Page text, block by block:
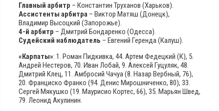
Главный арбитр – Константин Труханов (Харьков).
Ассистенты арбитра – Виктор Матяш (Донецк),
Владимир Высоцкий (Запорожье).
4-й арбитр – Дмитрий Бондаренко (Одесса).
Судейский наблюдатель – Евгений Геренда (Калуш).
«Карпаты»: 1. Роман Пидкивка, 44. Артем Федецкий (К), 5.
Андрей Нестеров, 70. Иван Лобай, 9. Алексей Гуцуляк, 48.
Дмитрий Клец, 11. Амбросий Чачуа (8. Назар Вербный, 76),
20. Франциско Франко (94. Денис Мирошниченко, 80), 33.
Сергей Мякушко (19. Маурисио Кортес, 66), 35. Марьян Швед,
79. Леонид Акулинин.